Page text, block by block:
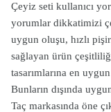
Çeyiz seti kullanıcı
yorumlar dikkatimizi
uygun oluşu, hızlı
sağlayan ürün
tasarımlarına en
Bunların dışında
Taç markasında öne